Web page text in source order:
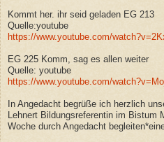
Kommt her. ihr seid geladen EG 213
Quelle:youtube
https://www.youtube.com/
EG 225 Komm, sag es allen weiter
Quelle: youtube
https://www.youtube.com/
In Angedacht begrüße ich herzlich
Lehnert Bildungsreferentin im Bistum
Woche durch Angedacht